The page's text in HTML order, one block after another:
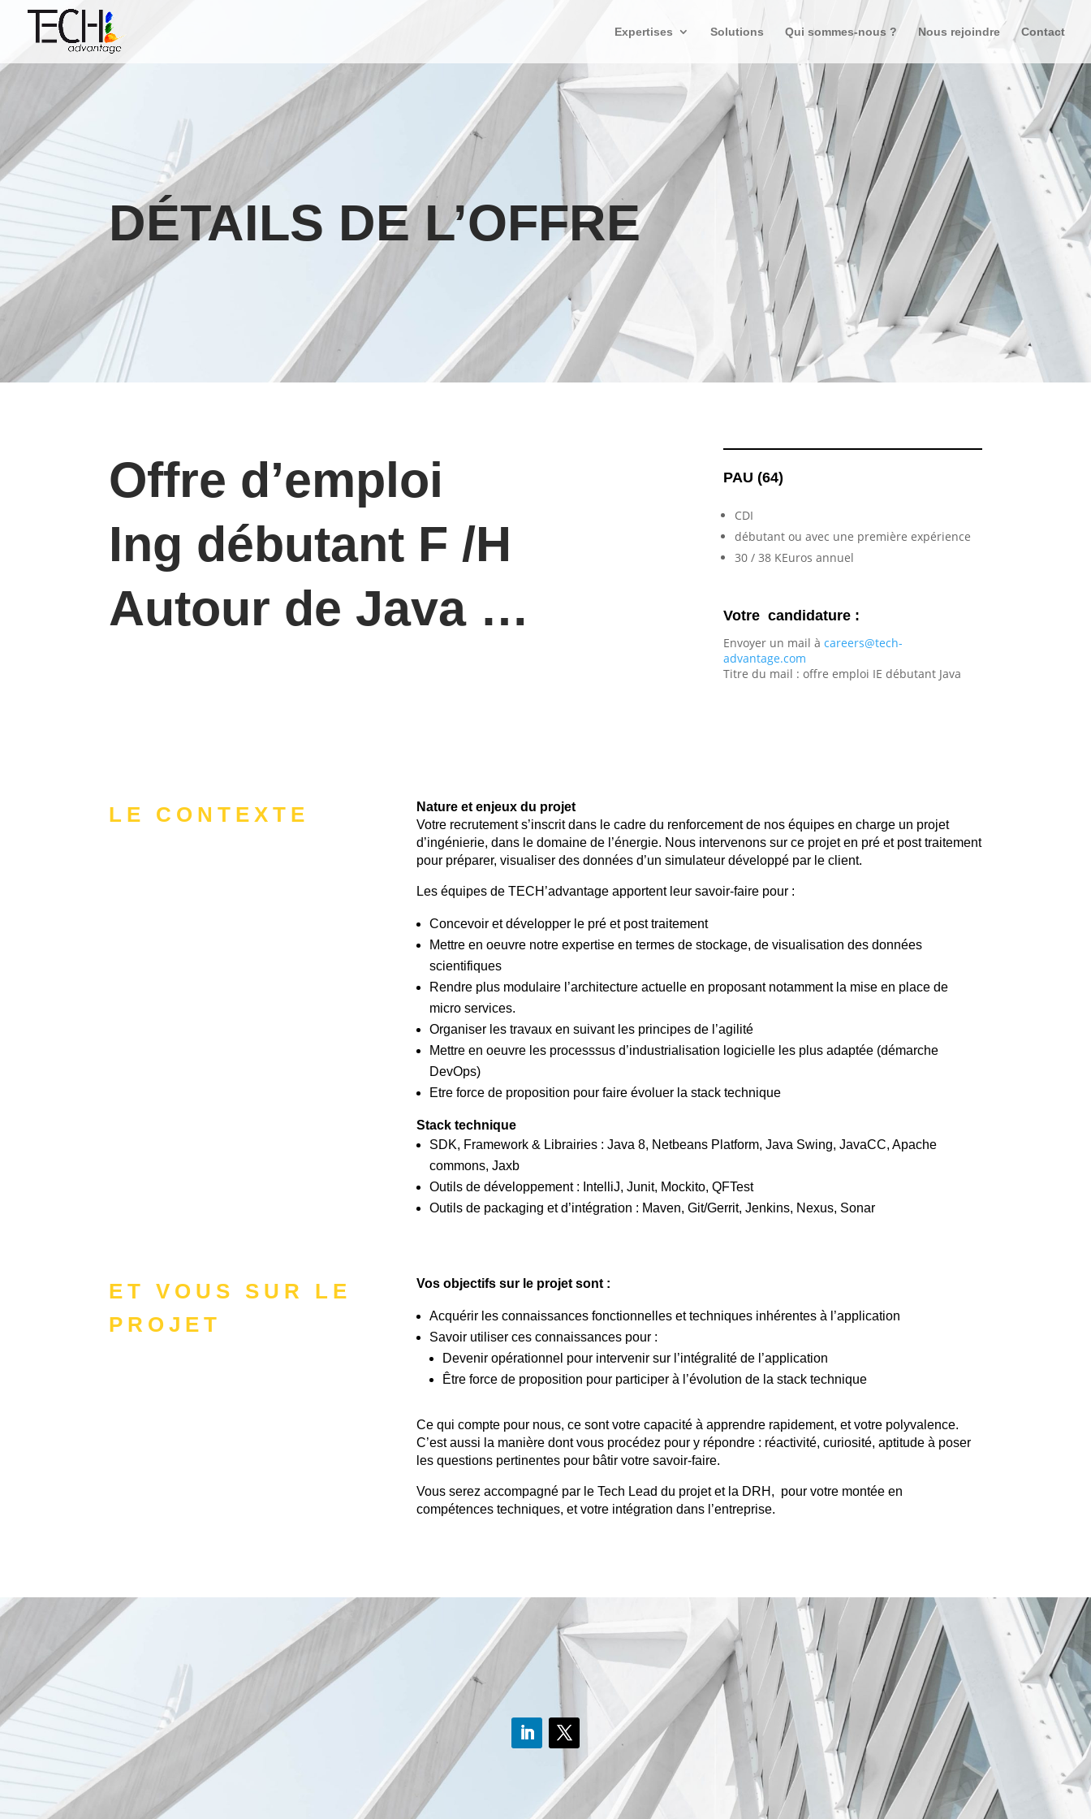
Expertises Solutions Qui sommes-nous ? Nous rejoindre Contact
DÉTAILS DE L’OFFRE
Offre d’emploi
Ing débutant F /H
Autour de Java …
PAU (64)
CDI
débutant ou avec une première expérience
30 / 38 KEuros annuel
Votre candidature :
Envoyer un mail à careers@tech-
advantage.com
Titre du mail : offre emploi IE débutant Java
LE CONTEXTE
Nature et enjeux du projet
Votre recrutement s’inscrit dans le cadre du renforcement de nos équipes en charge un projet
d’ingénierie, dans le domaine de l’énergie. Nous intervenons sur ce projet en pré et post traitement
pour préparer, visualiser des données d’un simulateur développé par le client.
Les équipes de TECH’advantage apportent leur savoir-faire pour :
Concevoir et développer le pré et post traitement
Mettre en oeuvre notre expertise en termes de stockage, de visualisation des données
scientifiques
Rendre plus modulaire l’architecture actuelle en proposant notamment la mise en place de
micro services.
Organiser les travaux en suivant les principes de l’agilité
Mettre en oeuvre les processsus d’industrialisation logicielle les plus adaptée (démarche
DevOps)
Etre force de proposition pour faire évoluer la stack technique
Stack technique
SDK, Framework & Librairies : Java 8, Netbeans Platform, Java Swing, JavaCC, Apache
commons, Jaxb
Outils de développement : IntelliJ, Junit, Mockito, QFTest
Outils de packaging et d’intégration : Maven, Git/Gerrit, Jenkins, Nexus, Sonar
ET VOUS SUR LE
PROJET
Vos objectifs sur le projet sont :
Acquérir les connaissances fonctionnelles et techniques inhérentes à l’application
Savoir utiliser ces connaissances pour :
Devenir opérationnel pour intervenir sur l’intégralité de l’application
Être force de proposition pour participer à l’évolution de la stack technique
Ce qui compte pour nous, ce sont votre capacité à apprendre rapidement, et votre polyvalence.
C’est aussi la manière dont vous procédez pour y répondre : réactivité, curiosité, aptitude à poser
les questions pertinentes pour bâtir votre savoir-faire.
Vous serez accompagné par le Tech Lead du projet et la DRH, pour votre montée en
compétences techniques, et votre intégration dans l’entreprise.